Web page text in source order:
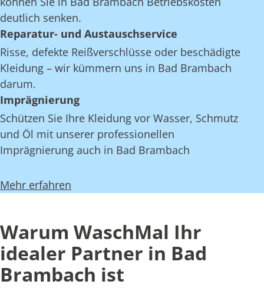
deutlich senken.
Reparatur- und Austauschservice
Risse, defekte Reißverschlüsse oder beschädigte
Kleidung – wir kümmern uns in Bad Brambach
darum.
Imprägnierung
Schützen Sie Ihre Kleidung vor Wasser, Schmutz
und Öl mit unserer professionellen
Imprägnierung auch in Bad Brambach
Mehr erfahren
Warum WaschMal Ihr
idealer Partner in Bad
Brambach ist